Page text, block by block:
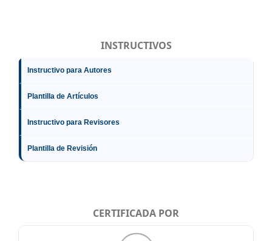
INSTRUCTIVOS
Instructivo para Autores
Plantilla de Artículos
Instructivo para Revisores
Plantilla de Revisión
CERTIFICADA POR